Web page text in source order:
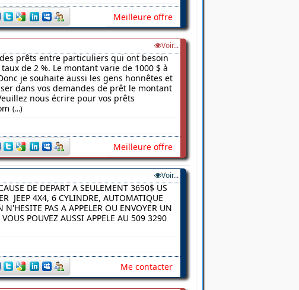
Meilleure offre
Voir...
prêts entre particuliers qui ont besoin
de 2 %. Le montant varie de 1000 $ à
je souhaite aussi les gens honnêtes et
dans vos demandes de prêt le montant
nous écrire pour vos prêts
(...)
Meilleure offre
Voir...
DE DEPART A SEULEMENT 3650$ US
JEEP 4X4, 6 CYLINDRE, AUTOMATIQUE
PAS A APPELER OU ENVOYER UN
POUVEZ AUSSI APPELE AU 509 3290
Me contacter